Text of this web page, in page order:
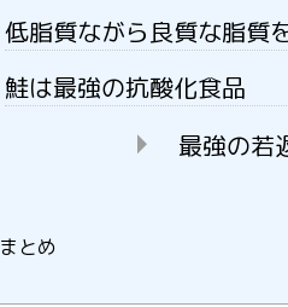
低脂質ながら良質な脂質
鮭は最強の抗酸化食品
最強の若
まとめ